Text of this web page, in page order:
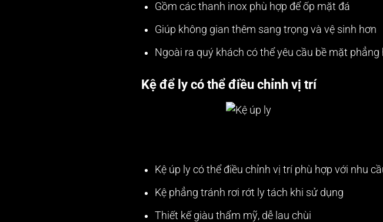
Gồm các thanh inox phù hợp để ốp mặt đá
Giúp không gian thêm sang trọng và vệ sinh hơn
Ngoài ra quý khách có thể yêu cầu bề mặt
Kệ để ly có thể điều chỉnh vị trí
Kệ úp ly có thể điều chỉnh vị trí phù hợp với nhu
Kệ phẳng tránh rơi rớt ly tách khi sử dụng
Thiết kế giàu thẩm mỹ, dễ lau chùi